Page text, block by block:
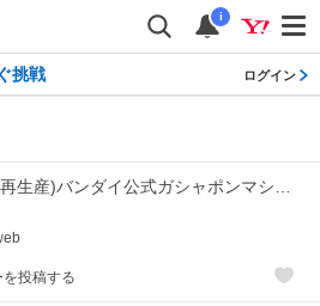
i
挑戦 ログイン
を投稿する